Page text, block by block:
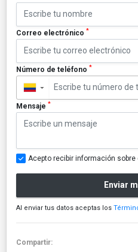
Correo electrónico *
Número de teléfono *
▼
Mensaje *
Acepto recibir información
Enviar
Al enviar tus datos aceptas los
Compartir: